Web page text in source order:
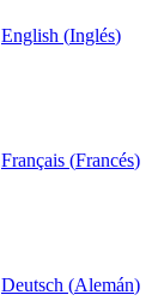
English (Inglés)
Français (Francés)
Deutsch (Alemán)